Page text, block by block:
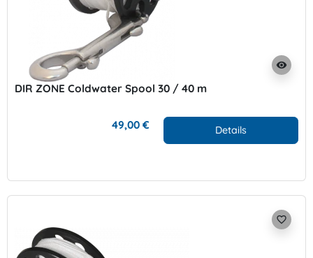
visibility
DIR ZONE Coldwater Spool 30 / 40 m
49,00 € Details
favorite_border